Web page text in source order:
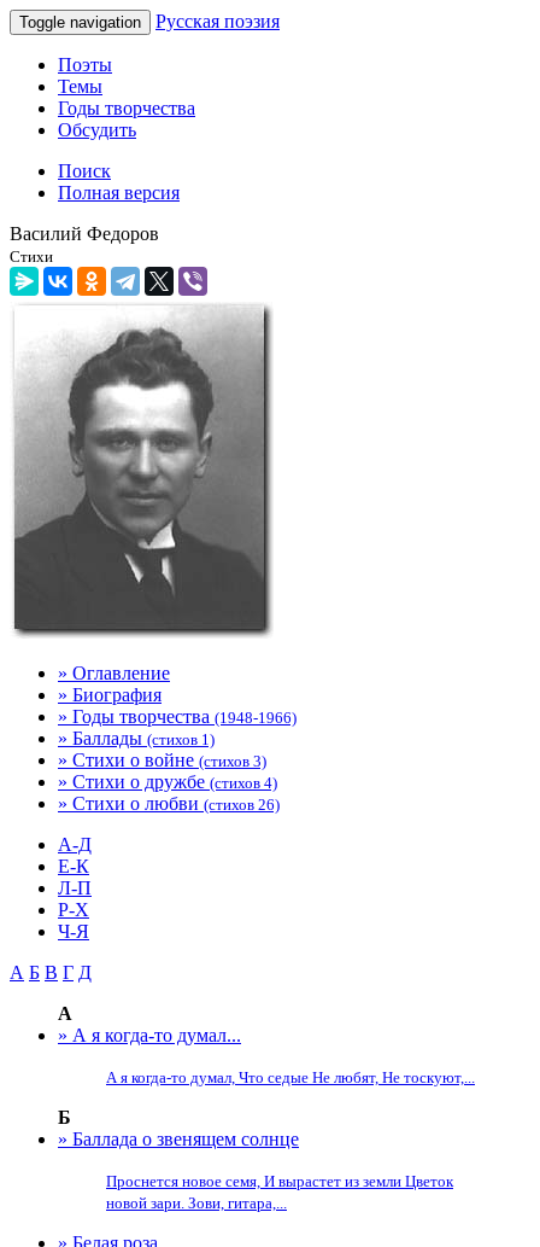
Toggle navigation Русская поэзия
Поэты
Темы
Годы творчества
Обсудить
Поиск
Полная версия
Василий Федоров
Стихи
» Оглавление
» Биография
» Годы творчества (1948-1966)
» Баллады (стихов 1)
» Стихи о войне (стихов 3)
» Стихи о дружбе (стихов 4)
» Стихи о любви (стихов 26)
А-Д
Е-К
Л-П
Р-Х
Ч-Я
А Б В Г Д
А
» А я когда-то думал...
А я когда-то думал, Что седые Не любят, Не тоскуют,...
Б
» Баллада о звенящем солнце
Проснется новое семя, И вырастет из земли Цветок
новой зари. Зови, гитара,...
» Белая роза